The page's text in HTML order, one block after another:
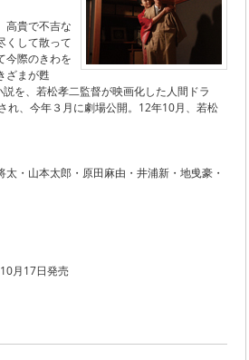
高貴で不吉な
くして散って
今際のきわを
ざまが甦
を、若松孝二監督が映画化した人間ドラ
れ、今年３月に劇場公開。12年10月、若松
・山本太郎・原田麻由・井浦新・地曵豪・
月17日発売